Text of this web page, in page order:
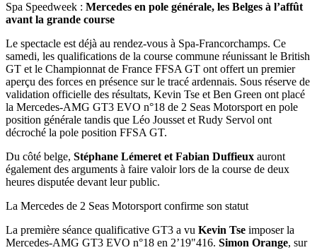
Spa Speedweek : Mercedes en pole générale, les Belges à l’affût
avant la grande course
Le spectacle est déjà au rendez-vous à Spa-Francorchamps. Ce
samedi, les qualifications de la course commune réunissant le British
GT et le Championnat de France FFSA GT ont offert un premier
aperçu des forces en présence sur le tracé ardennais. Sous réserve de
validation officielle des résultats, Kevin Tse et Ben Green ont placé
la Mercedes-AMG GT3 EVO n°18 de 2 Seas Motorsport en pole
position générale tandis que Léo Jousset et Rudy Servol ont
décroché la pole position FFSA GT.
Du côté belge, Stéphane Lémeret et Fabian Duffieux auront
également des arguments à faire valoir lors de la course de deux
heures disputée devant leur public.
La Mercedes de 2 Seas Motorsport confirme son statut
La première séance qualificative GT3 a vu Kevin Tse imposer la
Mercedes-AMG GT3 EVO n°18 en 2’19"416. Simon Orange, sur